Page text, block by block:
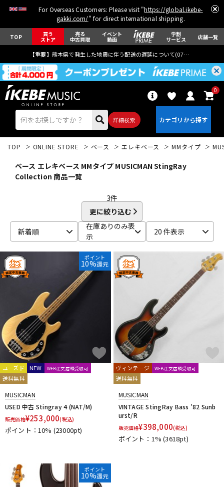
For Overseas Customers: Please visit "https://global.ikebe-
gakki.com/" for direct international shipping.
TOP 買う
ストア
売る
中古買取
イベント
動画
学割
サービス 店舗一覧
【重要】熊本県で発生した地震に伴う配送の遅延について(07月29日
詳細検索
0
ベース ウクレレ
キーボード 電子ピアノ
管楽器 その他楽器
DJ機器
TOP ONLINE STORE ベース エレキベース MMタイプ
ベース エレキベース MMタイプ MUSICMAN StingRay
Collection 商品一覧
3件
更に絞り込む
新着順
在庫ありのみ表
示
20 件表示
ポイント
10%還元
ユーズド NEW WEB注文店頭受取可
送料無料
MUSICMAN
USED 中古 Stingray 4 (NAT/M)
販売価格¥253,000(税込)
ポイント：10% (23000pt)
ヴィンテージ WEB注文店頭受取可
送料無料
MUSICMAN
VINTAGE StingRay Bass '82 Sunb
urst/R
販売価格¥398,000(税込)
ポイント：1%(3618pt)
ポイント
10%還元